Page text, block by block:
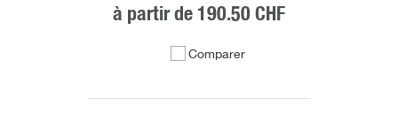
à partir de 190.50 CHF
Comparer